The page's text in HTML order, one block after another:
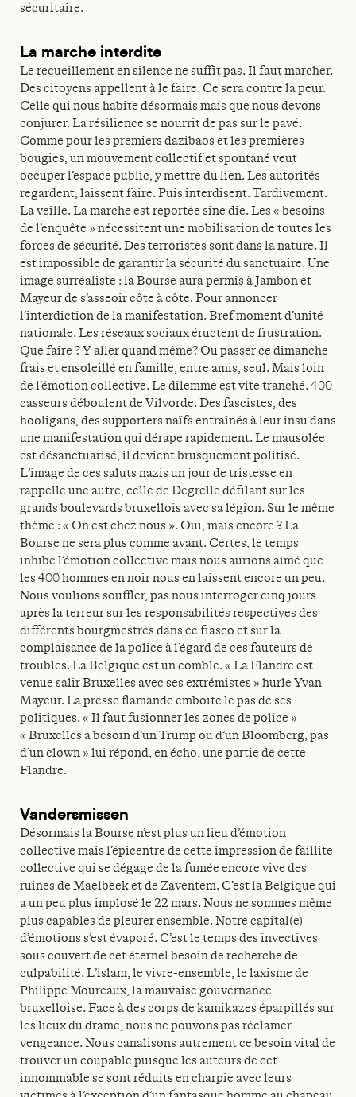
sécuritaire.
La marche interdite
Le recueillement en silence ne suffit pas. Il faut marcher.
Des citoyens appellent à le faire. Ce sera contre la peur.
Celle qui nous habite désormais mais que nous devons
conjurer. La résilience se nourrit de pas sur le pavé.
Comme pour les premiers dazibaos et les premières
bougies, un mouvement collectif et spontané veut
occuper l’espace public, y mettre du lien. Les autorités
regardent, laissent faire. Puis interdisent. Tardivement.
La veille. La marche est reportée sine die. Les « besoins
de l’enquête » nécessitent une mobilisation de toutes les
forces de sécurité. Des terroristes sont dans la nature. Il
est impossible de garantir la sécurité du sanctuaire. Une
image surréaliste : la Bourse aura permis à Jambon et
Mayeur de s’asseoir côte à côte. Pour annoncer
l’interdiction de la manifestation. Bref moment d’unité
nationale. Les réseaux sociaux éructent de frustration.
Que faire ? Y aller quand même? Ou passer ce dimanche
frais et ensoleillé en famille, entre amis, seul. Mais loin
de l’émotion collective. Le dilemme est vite tranché. 400
casseurs déboulent de Vilvorde. Des fascistes, des
hooligans, des supporters naïfs entraînés à leur insu dans
une manifestation qui dérape rapidement. Le mausolée
est désanctuarisé, il devient brusquement politisé.
L’image de ces saluts nazis un jour de tristesse en
rappelle une autre, celle de Degrelle défilant sur les
grands boulevards bruxellois avec sa légion. Sur le même
thème : « On est chez nous ». Oui, mais encore ? La
Bourse ne sera plus comme avant. Certes, le temps
inhibe l’émotion collective mais nous aurions aimé que
les 400 hommes en noir nous en laissent encore un peu.
Nous voulions souffler, pas nous interroger cinq jours
après la terreur sur les responsabilités respectives des
différents bourgmestres dans ce fiasco et sur la
complaisance de la police à l’égard de ces fauteurs de
troubles. La Belgique est un comble. « La Flandre est
venue salir Bruxelles avec ses extrémistes » hurle Yvan
Mayeur. La presse flamande emboite le pas de ses
politiques. « Il faut fusionner les zones de police »
« Bruxelles a besoin d’un Trump ou d’un Bloomberg, pas
d’un clown » lui répond, en écho, une partie de cette
Flandre.
Vandersmissen
Désormais la Bourse n’est plus un lieu d’émotion
collective mais l’épicentre de cette impression de faillite
collective qui se dégage de la fumée encore vive des
ruines de Maelbeek et de Zaventem. C’est la Belgique qui
a un peu plus implosé le 22 mars. Nous ne sommes même
plus capables de pleurer ensemble. Notre capital(e)
d’émotions s’est évaporé. C’est le temps des invectives
sous couvert de cet éternel besoin de recherche de
culpabilité. L’islam, le vivre-ensemble, le laxisme de
Philippe Moureaux, la mauvaise gouvernance
bruxelloise. Face à des corps de kamikazes éparpillés sur
les lieux du drame, nous ne pouvons pas réclamer
vengeance. Nous canalisons autrement ce besoin vital de
trouver un coupable puisque les auteurs de cet
innommable se sont réduits en charpie avec leurs